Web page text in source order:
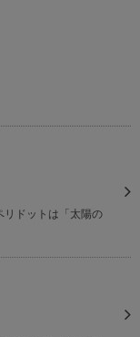
リドットは「太陽の